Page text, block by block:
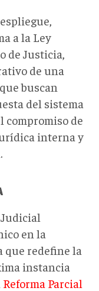
a la Ley
de Justicia,
de una
buscan
del sistema
compromiso de
interna y
en la
que redefine la
instancia
Reforma Parcial